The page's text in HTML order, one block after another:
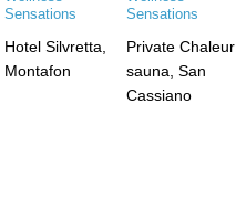
Hotel Silvretta,
Montafon
Private Chaleur
sauna, San
Cassiano